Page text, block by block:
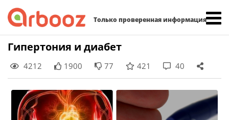
Только проверенная информация
Skip
content
Гипертония и диабет
4212 1900 77 421 40
Найти: